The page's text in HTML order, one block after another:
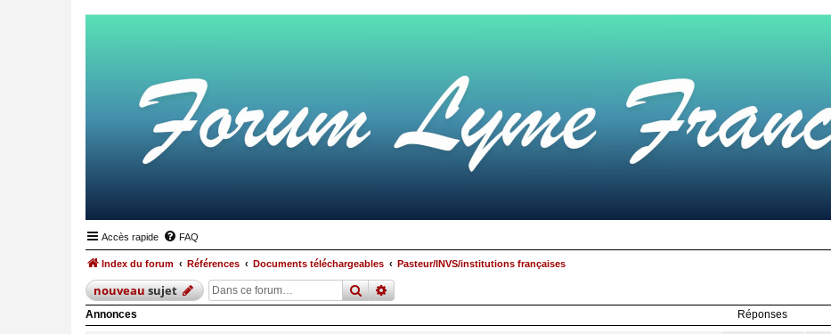
Accès rapide FAQ
Index du forum Références Documents téléchargeables Pasteur/INVS/institutions françaises
nouveausujet rechercher
recherche
Annonces Réponses